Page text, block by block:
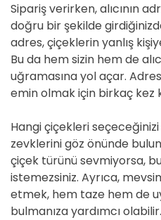
Sipariş verirken, alıcının
doğru bir şekilde
adres, çiçeklerin yanlış
Bu da hem sizin hem de
uğramasına yol açar.
emin olmak için birkaç kez
Hangi çiçekleri seçeceğinizi
zevklerini göz önünde
çiçek türünü sevmiyorsa,
istemezsiniz. Ayrıca,
etmek, hem taze hem de
bulmanıza yardımcı olabilir.